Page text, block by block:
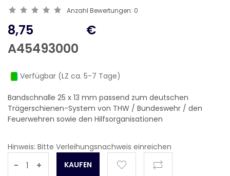
Anzahl Bewertungen: 0
8,75
A45493000
€
Verfügbar (LZ ca. 5-7 Tage)
Bandschnalle 25 x 13 mm passend zum deutschen
Trägerschienen-System von THW / Bundeswehr / den
Feuerwehren sowie den Hilfsorganisationen
Hinweis: Bitte Verleihungsnachweis einreichen
- +